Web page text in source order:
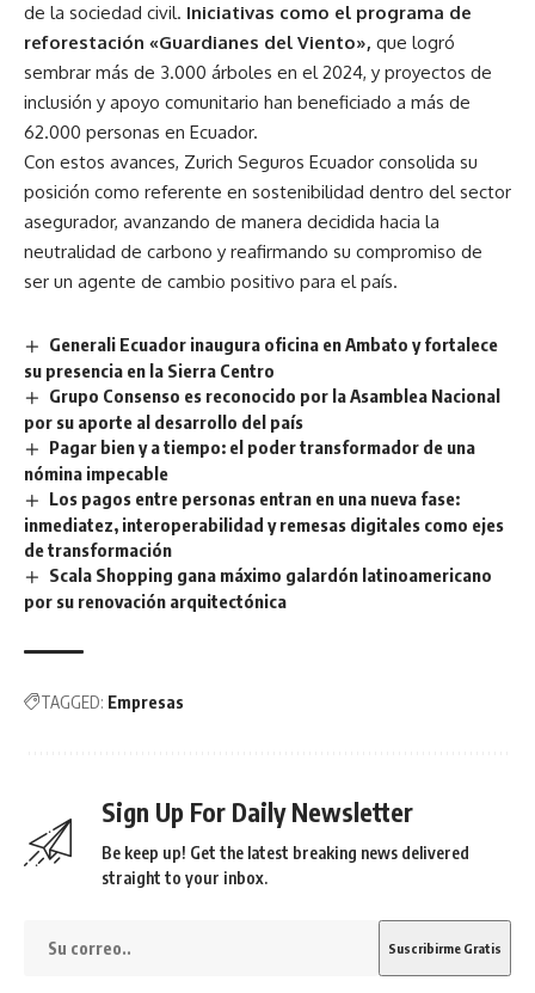
de la sociedad civil. Iniciativas como el programa de
reforestación «Guardianes del Viento», que logró
sembrar más de 3.000 árboles en el 2024, y proyectos de
inclusión y apoyo comunitario han beneficiado a más de
62.000 personas en Ecuador.
Con estos avances, Zurich Seguros Ecuador consolida su
posición como referente en sostenibilidad dentro del sector
asegurador, avanzando de manera decidida hacia la
neutralidad de carbono y reafirmando su compromiso de
ser un agente de cambio positivo para el país.
Generali Ecuador inaugura oficina en Ambato y fortalece
su presencia en la Sierra Centro
Grupo Consenso es reconocido por la Asamblea Nacional
por su aporte al desarrollo del país
Pagar bien y a tiempo: el poder transformador de una
nómina impecable
Los pagos entre personas entran en una nueva fase:
inmediatez, interoperabilidad y remesas digitales como ejes
de transformación
Scala Shopping gana máximo galardón latinoamericano
por su renovación arquitectónica
TAGGED: Empresas
Sign Up For Daily Newsletter
Be keep up! Get the latest breaking news delivered
straight to your inbox.